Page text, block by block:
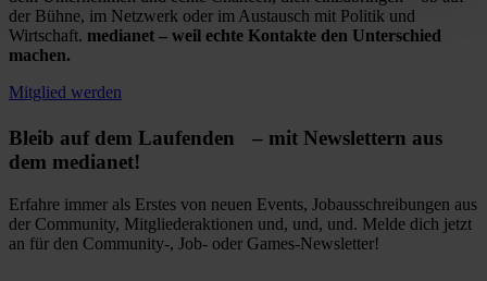
der Bühne, im Netzwerk oder im Austausch mit Politik und
Wirtschaft. medianet – weil echte Kontakte den Unterschied
machen.
Mitglied werden
Bleib auf dem Laufenden – mit Newslettern aus
dem medianet!
Erfahre immer als Erstes von neuen Events, Jobausschreibungen aus
der Community, Mitgliederaktionen und, und, und. Melde dich jetzt
an für den Community-, Job- oder Games-Newsletter!